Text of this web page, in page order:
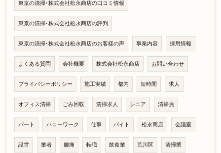
東京の清掃･株式会社松永商店の口コミ情報
東京の清掃･株式会社松永商店の評判
東京の清掃･株式会社松永商店のお客様の声 事業内容 採用情報
よくある質問 会社概要 株式会社松永商店 お問い合わせ
プライバシーポリシー 施工実績 都内 短時間 求人
オフィス清掃 ごみ回収 清掃求人 シニア 清掃員
パート ハローワーク 仕事 バイト 松永商店 会議室
設営 業者 腰痛 転職 飲食業 荒川区 清掃業